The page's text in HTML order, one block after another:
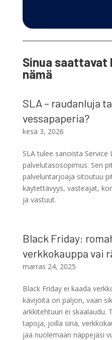
Sinua saattavat
nämä
SLA – raudanluja
vessapaperia?
kesä 3, 2026
SLA tulee sanoista
palvelutasosopimus. Sen
palveluntarjoaja sitoutuu
käytettävyys, vasteajat,
ja vastuut.
Black Friday:
verkkokauppa vai
marras 24, 2025
Black Friday ei kaada
kävijöitä on paljon, vaan
arkkitehtuuri ei skaalaudu.
tapoja, joilla sinä,
jää nuolemaan näppejäsi